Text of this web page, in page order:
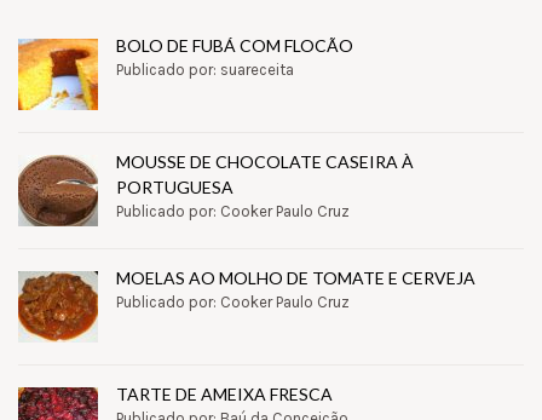
BOLO DE FUBÁ COM FLOCÃO
Publicado por: suareceita
MOUSSE DE CHOCOLATE CASEIRA À
PORTUGUESA
Publicado por: Cooker Paulo Cruz
MOELAS AO MOLHO DE TOMATE E CERVEJA
Publicado por: Cooker Paulo Cruz
TARTE DE AMEIXA FRESCA